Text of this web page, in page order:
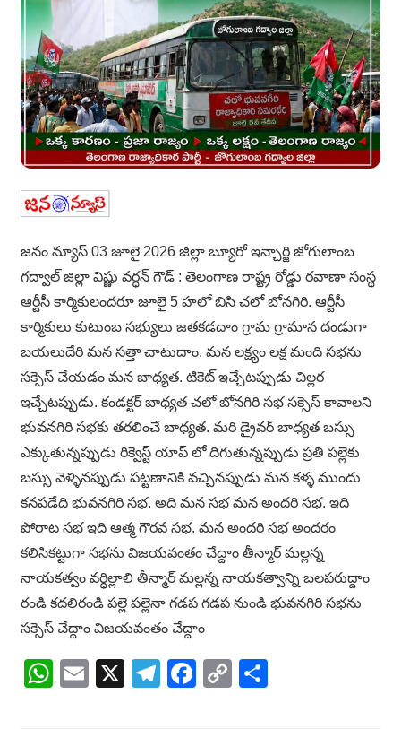
జనం న్యూస్ 03 జూలై 2026 జిల్లా బ్యూరో ఇన్చార్జి జోగులాంబ
గద్వాల్ జిల్లా విష్ణు వర్ధన్ గౌడ్ : తెలంగాణ రాష్ట్ర రోడ్డు రవాణా సంస్థ
ఆర్టీసీ కార్మికులందరూ జూలై 5 హలో బిసి చలో బోనగిరి. ఆర్టీసీ
కార్మికులు కుటుంబ సభ్యులు జతకడదాం గ్రామ గ్రామాన దండుగా
బయలుదేరి మన సత్తా చాటుదాం. మన లక్ష్యం లక్ష మంది సభను
సక్సెస్ చేయడం మన బాధ్యత. టికెట్ ఇచ్చేటప్పుడు చిల్లర
ఇచ్చేటప్పుడు. కండక్టర్ బాధ్యత చలో బోనగిరి సభ సక్సెస్ కావాలని
భువనగిరి సభకు తరలించే బాధ్యత. మరి డ్రైవర్ బాధ్యత బస్సు
ఎక్కుతున్నప్పుడు రిక్వెస్ట్ యాప్ లో దిగుతున్నప్పుడు ప్రతి పల్లెకు
బస్సు వెళ్ళినప్పుడు పట్టణానికి వచ్చినప్పుడు మన కళ్ళ ముందు
కనపడేది భువనగిరి సభ. అది మన సభ మన అందరి సభ. ఇది
పోరాట సభ ఇది ఆత్మ గౌరవ సభ. మన అందరి సభ అందరం
కలిసికట్టుగా సభను విజయవంతం చేద్దాం తీన్మార్ మల్లన్న
నాయకత్వం వర్ధిల్లాలి తీన్మార్ మల్లన్న నాయకత్వాన్ని బలపరుద్దాం
రండి కదలిరండి పల్లె పల్లెనా గడప గడప నుండి భువనగిరి సభను
సక్సెస్ చేద్దాం విజయవంతం చేద్దాం
WhatsApp
Email
X Telegram
Facebook
Copy